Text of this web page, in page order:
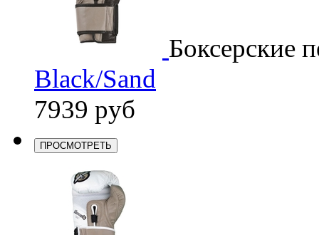
Боксерские
Black/Sand
7939 руб
ПРОСМОТРЕТЬ